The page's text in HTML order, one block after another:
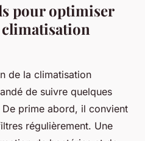
pour optimiser
de la climatisation
de suivre quelques
prime abord, il convient
régulièrement. Une